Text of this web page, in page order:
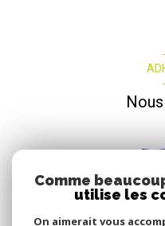
Comme
utilise les
On aimerait vous